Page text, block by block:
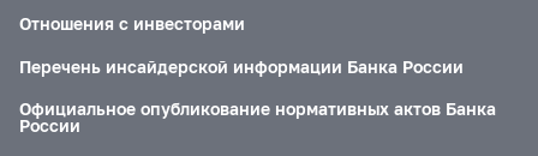
Отношения с инвесторами
Перечень инсайдерской информации Банка России
Официальное опубликование нормативных актов Банка
России